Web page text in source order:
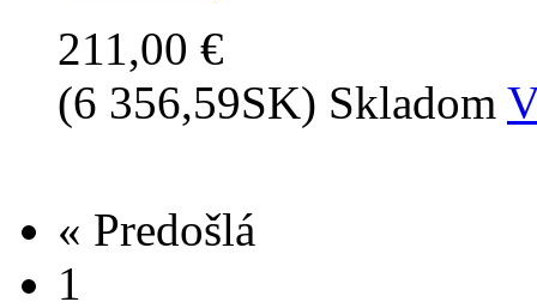
211,00 €
(6 356,59SK) Skladom
« Predošlá
1